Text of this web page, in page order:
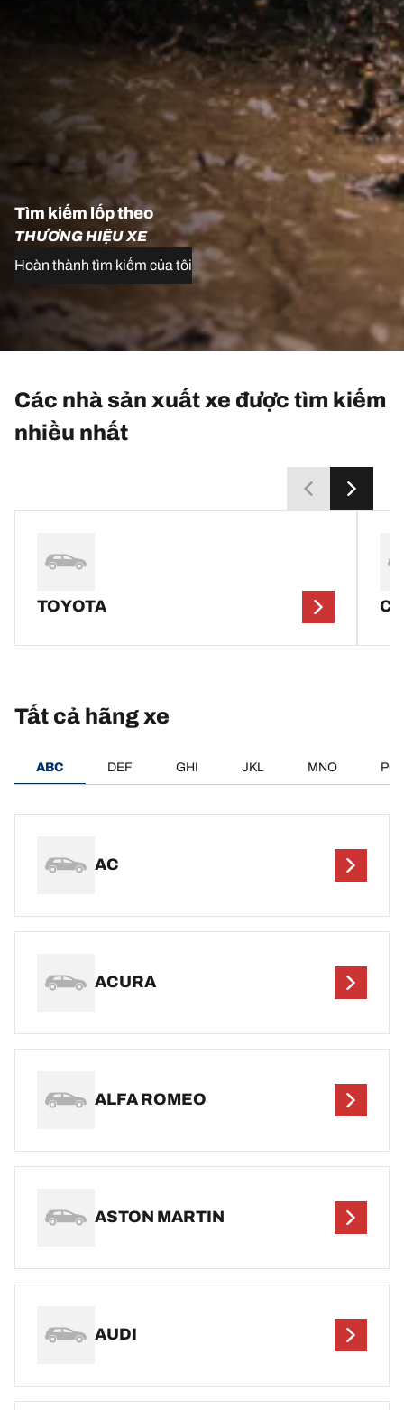
Tìm kiếm lốp theo
THƯƠNG HIỆU XE
Hoàn thành tìm kiếm của tôi
Các nhà sản xuất xe được tìm kiếm
nhiều nhất
TOYOTA
Tất cả hãng xe
ABC DEF GHI JKL MNO
AC
ACURA
ALFA ROMEO
ASTON MARTIN
AUDI